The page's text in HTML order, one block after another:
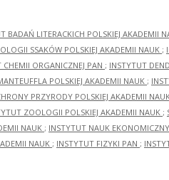
BADAŃ LITERACKICH POLSKIEJ AKADEMII
SSAKÓW POLSKIEJ AKADEMII NAUK ;
CHEMII ORGANICZNEJ PAN ; INSTYTUT
POLSKIEJ AKADEMII NAUK ;
PRZYRODY POLSKIEJ AKADEMII
ZOOLOGII POLSKIEJ AKADEMII NAUK ;
NAUK ; INSTYTUT NAUK
NAUK ; INSTYTUT FIZYKI PAN ;